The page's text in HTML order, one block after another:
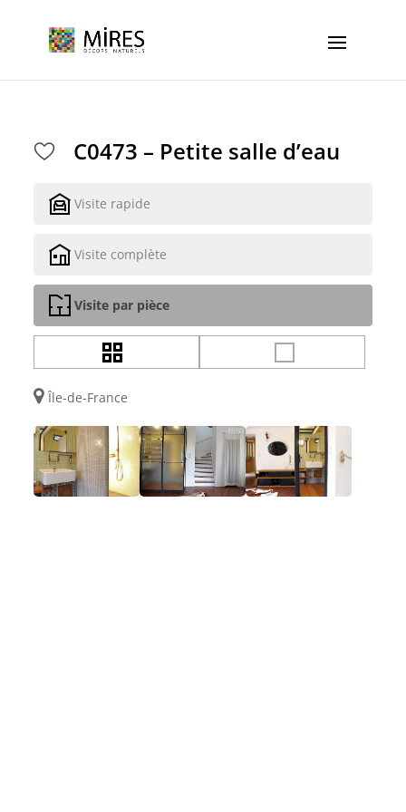
C0473 – Petite salle d’eau
Visite rapide
Visite complète
Visite par pièce
Île-de-France